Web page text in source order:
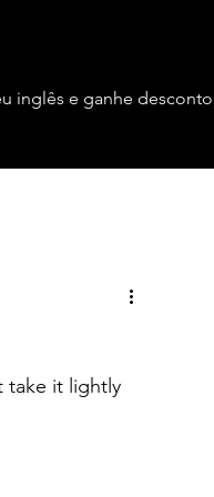
inglês e ganhe desconto
take it lightly